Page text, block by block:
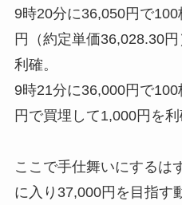
9時20分に36,050円で
円（約定単価36,028.30
利確。
9時21分に36,000円で
円で買埋して1,000円を利
ここで手仕舞いにするは
に入り37,000円を目指す